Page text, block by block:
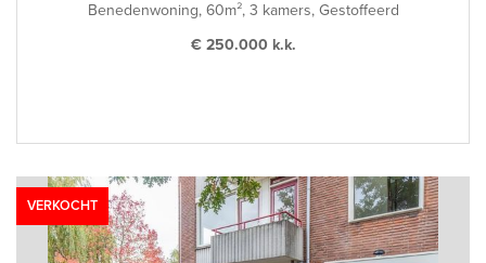
Benedenwoning, 60m², 3 kamers, Gestoffeerd
€ 250.000 k.k.
VERKOCHT